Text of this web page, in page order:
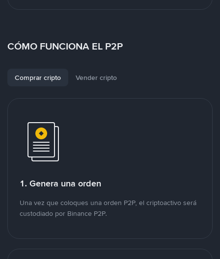
CÓMO FUNCIONA EL P2P
Comprar cripto Vender cripto
1. Genera una orden
Una vez que coloques una orden P2P, el criptoactivo será
custodiado por Binance P2P.